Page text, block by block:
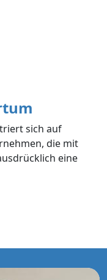
sich auf
die mit
eine